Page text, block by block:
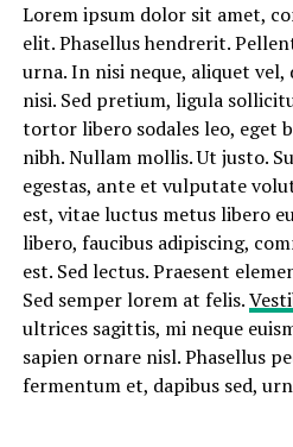
Lorem ipsum dolor sit amet,
elit. Phasellus hendrerit.
urna. In nisi neque, aliquet vel,
nisi. Sed pretium, ligula
tortor libero sodales leo, eget
nibh. Nullam mollis. Ut justo.
egestas, ante et vulputate
est, vitae luctus metus libero
libero, faucibus adipiscing,
est. Sed lectus. Praesent
Sed semper lorem at felis.
ultrices sagittis, mi neque
sapien ornare nisl. Phasellus
fermentum et, dapibus sed,